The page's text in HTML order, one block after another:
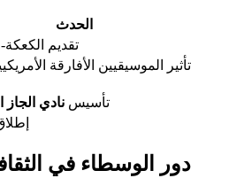
الحدث
تقديم
تأثير الموسيقيين الأفارقة
تأسيس نادي
دور الوسطاء في